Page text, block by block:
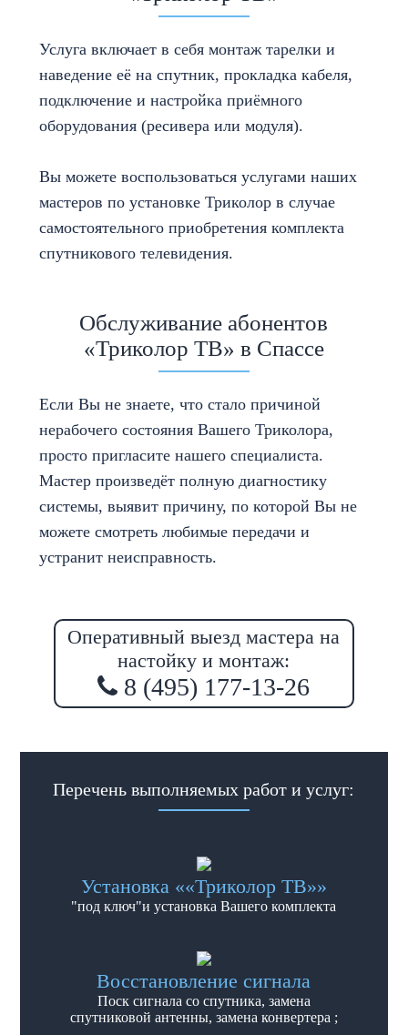
Услуга включает в себя монтаж тарелки и
наведение её на спутник, прокладка кабеля,
подключение и настройка приёмного
оборудования (ресивера или модуля).
Вы можете воспользоваться услугами наших
мастеров по установке Триколор в случае
самостоятельного приобретения комплекта
спутникового телевидения.
Обслуживание абонентов
«Триколор ТВ» в Спассе
Если Вы не знаете, что стало причиной
нерабочего состояния Вашего Триколора,
просто пригласите нашего специалиста.
Мастер произведёт полную диагностику
системы, выявит причину, по которой Вы не
можете смотреть любимые передачи и
устранит неисправность.
Оперативный выезд мастера на
настойку и монтаж:
8 (495) 177-13-26
Перечень выполняемых работ и услуг:
Установка ««Триколор ТВ»»
"под ключ"и установка Вашего комплекта
Восстановление сигнала
Поск сигнала со спутника, замена
спутниковой антенны, замена конвертера ;